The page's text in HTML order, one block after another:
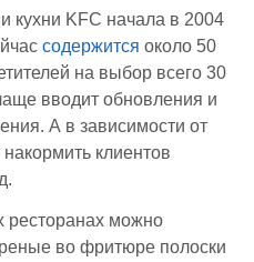
кухни KFC начала в 2004
содержится около 50
на выбор всего 30
вводит обновления и
А в зависимости от
клиентов
ресторанах можно
во фритюре полоски